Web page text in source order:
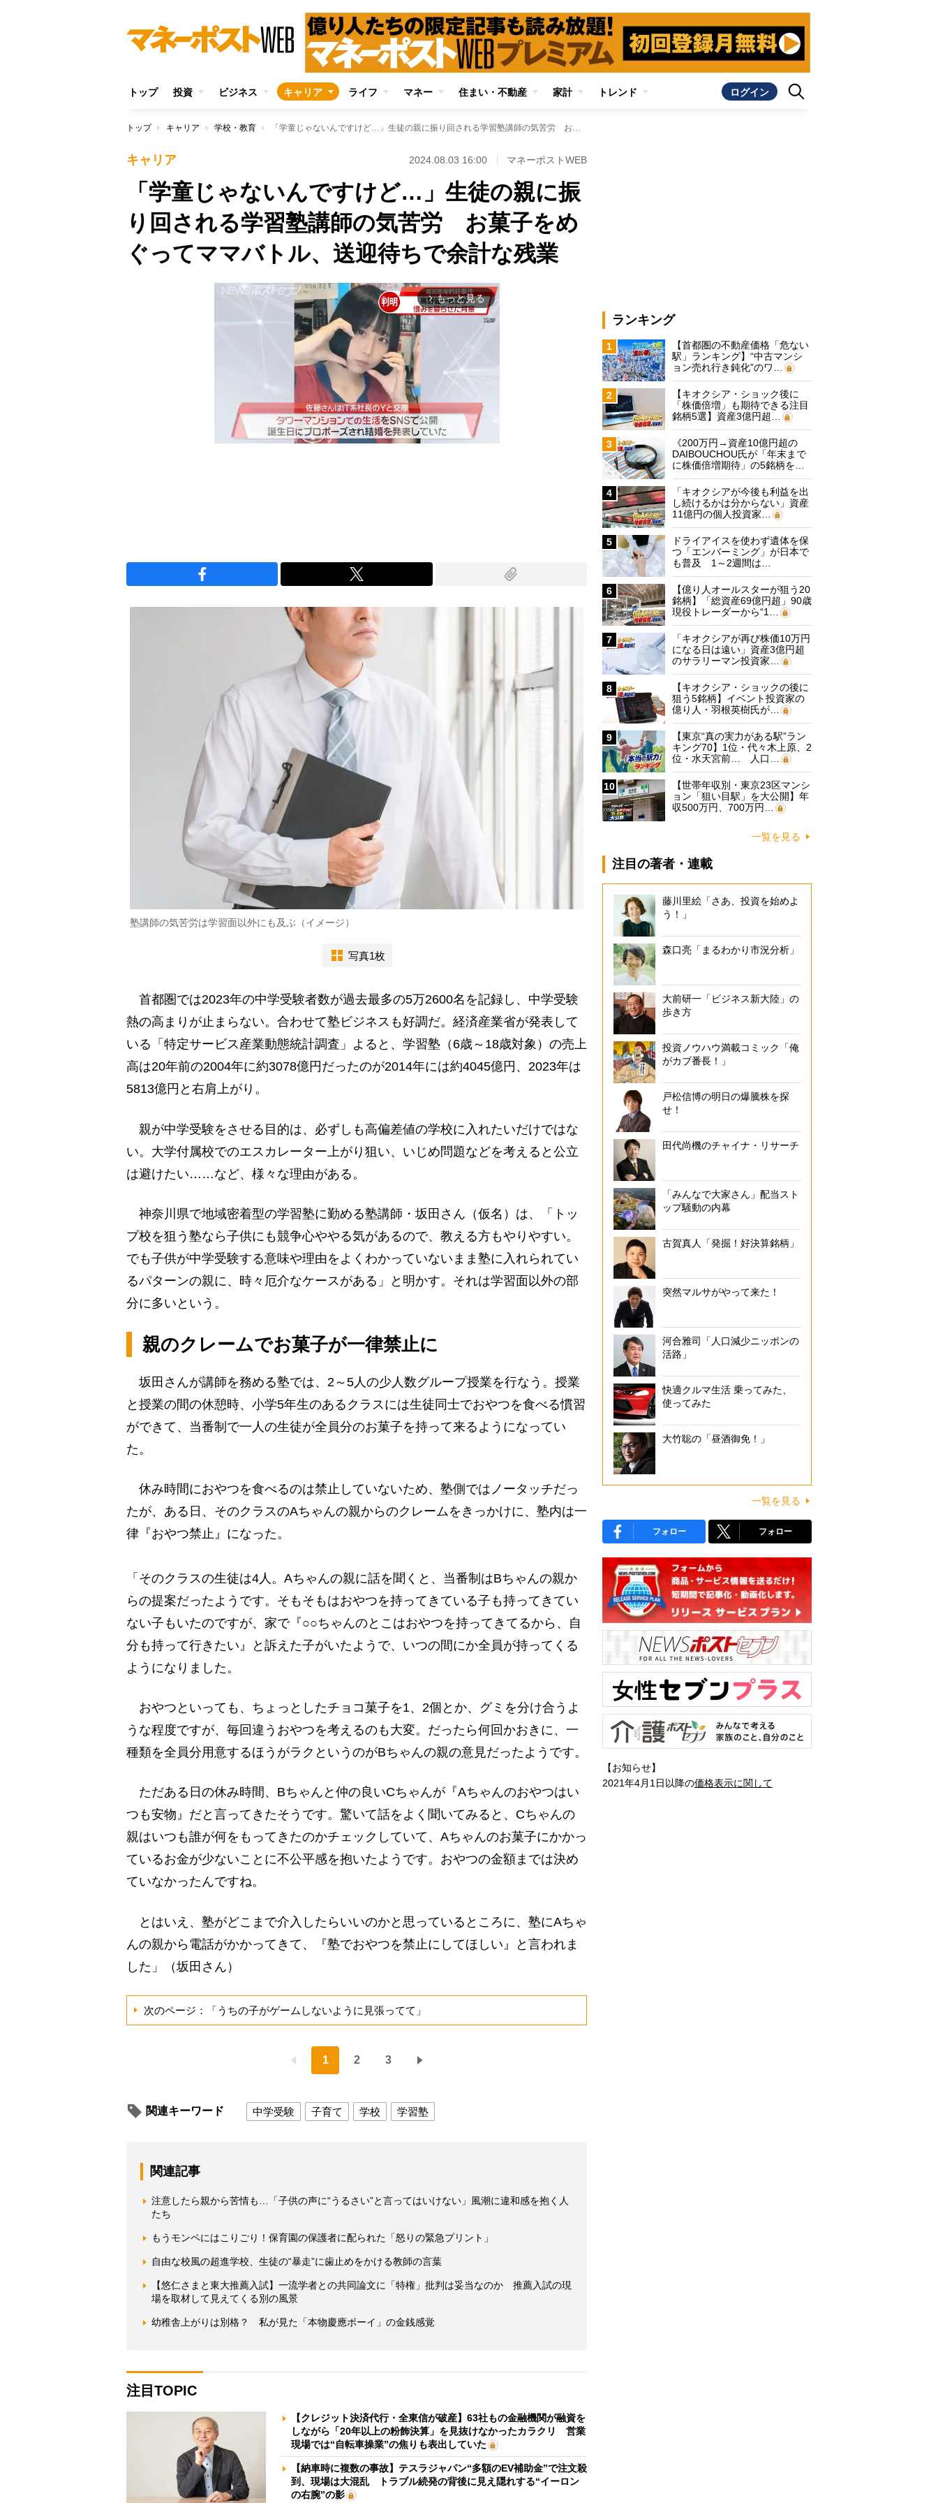
トップ 投資 ビジネス キャリア ライフ マネー 住まい・不動産 家計 トレンド ログイン
トップ キャリア 学校・教育 「学童じゃないんですけど…」生徒の親に振り回される学習塾講師の気苦労 お菓子をめぐってママバトル、送迎待ちで余計な残業
キャリア 2024.08.03 16:00 マネーポストWEB
「学童じゃないんですけど…」生徒の親に振
り回される学習塾講師の気苦労 お菓子をめ
ぐってママバトル、送迎待ちで余計な残業
arrow_forward_ios もっと見る
塾講師の気苦労は学習面以外にも及ぶ（イメージ）
写真1枚
首都圏では2023年の中学受験者数が過去最多の5万2600名を記録し、中学受験
熱の高まりが止まらない。合わせて塾ビジネスも好調だ。経済産業省が発表して
いる「特定サービス産業動態統計調査」よると、学習塾（6歳～18歳対象）の売上
高は20年前の2004年に約3078億円だったのが2014年には約4045億円、2023年は
5813億円と右肩上がり。
親が中学受験をさせる目的は、必ずしも高偏差値の学校に入れたいだけではな
い。大学付属校でのエスカレーター上がり狙い、いじめ問題などを考えると公立
は避けたい……など、様々な理由がある。
神奈川県で地域密着型の学習塾に勤める塾講師・坂田さん（仮名）は、「トッ
プ校を狙う塾なら子供にも競争心ややる気があるので、教える方もやりやすい。
でも子供が中学受験する意味や理由をよくわかっていないまま塾に入れられてい
るパターンの親に、時々厄介なケースがある」と明かす。それは学習面以外の部
分に多いという。
親のクレームでお菓子が一律禁止に
坂田さんが講師を務める塾では、2～5人の少人数グループ授業を行なう。授業
と授業の間の休憩時、小学5年生のあるクラスには生徒同士でおやつを食べる慣習
ができて、当番制で一人の生徒が全員分のお菓子を持って来るようになってい
た。
休み時間におやつを食べるのは禁止していないため、塾側ではノータッチだっ
たが、ある日、そのクラスのAちゃんの親からのクレームをきっかけに、塾内は一
律『おやつ禁止』になった。
「そのクラスの生徒は4人。Aちゃんの親に話を聞くと、当番制はBちゃんの親か
らの提案だったようです。そもそもはおやつを持ってきている子も持ってきてい
ない子もいたのですが、家で『○○ちゃんのとこはおやつを持ってきてるから、自
分も持って行きたい』と訴えた子がいたようで、いつの間にか全員が持ってくる
ようになりました。
おやつといっても、ちょっとしたチョコ菓子を1、2個とか、グミを分け合うよ
うな程度ですが、毎回違うおやつを考えるのも大変。だったら何回かおきに、一
種類を全員分用意するほうがラクというのがBちゃんの親の意見だったようです。
ただある日の休み時間、Bちゃんと仲の良いCちゃんが『Aちゃんのおやつはい
つも安物』だと言ってきたそうです。驚いて話をよく聞いてみると、Cちゃんの
親はいつも誰が何をもってきたのかチェックしていて、Aちゃんのお菓子にかかっ
ているお金が少ないことに不公平感を抱いたようです。おやつの金額までは決め
ていなかったんですね。
とはいえ、塾がどこまで介入したらいいのかと思っているところに、塾にAちゃ
んの親から電話がかかってきて、『塾でおやつを禁止にしてほしい』と言われま
した」（坂田さん）
次のページ：「うちの子がゲームしないように見張ってて」
1 2 3
関連キーワード 中学受験 子育て 学校 学習塾
関連記事
注意したら親から苦情も…「子供の声に“うるさい”と言ってはいけない」風潮に違和感を抱く人
たち
もうモンペにはこりごり！保育園の保護者に配られた「怒りの緊急プリント」
自由な校風の超進学校、生徒の“暴走”に歯止めをかける教師の言葉
【悠仁さまと東大推薦入試】一流学者との共同論文に「特権」批判は妥当なのか 推薦入試の現
場を取材して見えてくる別の風景
幼稚舎上がりは別格？ 私が見た「本物慶應ボーイ」の金銭感覚
注目TOPIC
【クレジット決済代行・全東信が破産】63社もの金融機関が融資を
しながら「20年以上の粉飾決算」を見抜けなかったカラクリ 営業
現場では“自転車操業”の焦りも表出していた
【納車時に複数の事故】テスラジャパン“多額のEV補助金”で注文殺
到、現場は大混乱 トラブル続発の背後に見え隠れする“イーロン
の右腕”の影
ランキング
1
【首都圏の不動産価格「危ない
駅」ランキング】“中古マンシ
ョン売れ行き鈍化”のワ…
2
【キオクシア・ショック後に
「株価倍増」も期待できる注目
銘柄5選】資産3億円超…
3
《200万円→資産10億円超の
DAIBOUCHOU氏が「年末まで
に株価倍増期待」の5銘柄を…
4
「キオクシアが今後も利益を出
し続けるかは分からない」資産
11億円の個人投資家…
5
ドライアイスを使わず遺体を保
つ「エンバーミング」が日本で
も普及 1～2週間は…
6
【億り人オールスターが狙う20
銘柄】「総資産69億円超」90歳
現役トレーダーから“1…
7
「キオクシアが再び株価10万円
になる日は遠い」資産3億円超
のサラリーマン投資家…
8
【キオクシア・ショックの後に
狙う5銘柄】イベント投資家の
億り人・羽根英樹氏が…
9
【東京“真の実力がある駅”ラン
キング70】1位・代々木上原、2
位・水天宮前… 人口…
10
【世帯年収別・東京23区マンシ
ョン「狙い目駅」を大公開】年
収500万円、700万円…
一覧を見る
注目の著者・連載
藤川里絵「さあ、投資を始めよ
う！」
森口亮「まるわかり市況分析」
大前研一「ビジネス新大陸」の
歩き方
投資ノウハウ満載コミック「俺
がカブ番長！」
戸松信博の明日の爆騰株を探
せ！
田代尚機のチャイナ・リサーチ
「みんなで大家さん」配当スト
ップ騒動の内幕
古賀真人「発掘！好決算銘柄」
突然マルサがやって来た！
河合雅司「人口減少ニッポンの
活路」
快適クルマ生活 乗ってみた、
使ってみた
大竹聡の「昼酒御免！」
一覧を見る
フォロー フォロー
【お知らせ】
2021年4月1日以降の価格表示に関して